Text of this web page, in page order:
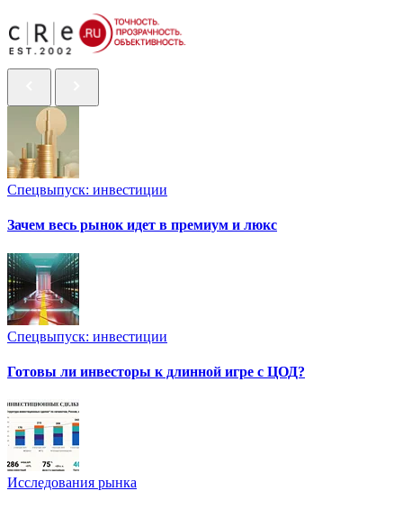
Спецвыпуск: инвестиции
Зачем весь рынок идет в премиум и люкс
Спецвыпуск: инвестиции
Готовы ли инвесторы к длинной игре с ЦОД?
Исследования рынка